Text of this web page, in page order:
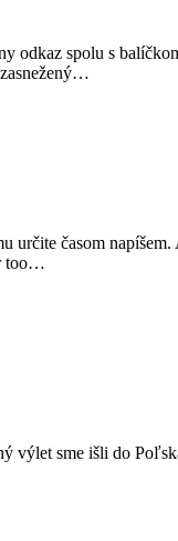
odkaz spolu s
časom napíšem.
too…
výlet sme išli do